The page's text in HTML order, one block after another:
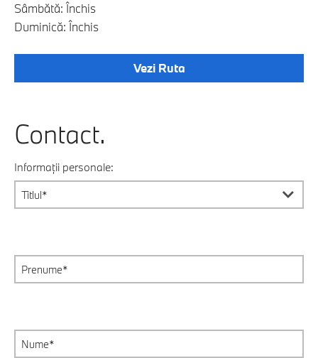
Sâmbătă: Închis
Duminică: Închis
Vezi Ruta
Contact.
Informații personale: